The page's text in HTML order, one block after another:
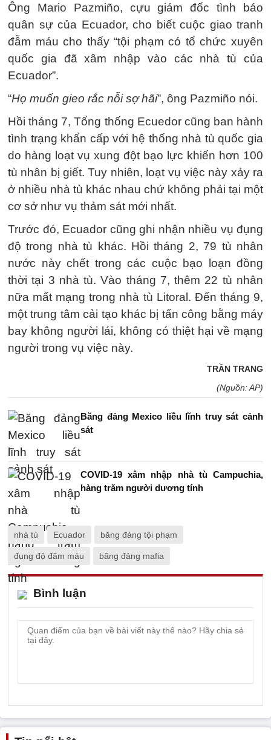
Ông Mario Pazmiño, cựu giám đốc tình báo
quân sự của Ecuador, cho biết cuộc giao tranh
đẫm máu cho thấy “tội phạm có tổ chức xuyên
quốc gia đã xâm nhập vào các nhà tù của
Ecuador”.
“Họ muốn gieo rắc nỗi sợ hãi”, ông Pazmiño nói.
Hồi tháng 7, Tổng thống Ecuedor cũng ban hành
tình trạng khẩn cấp với hệ thống nhà tù quốc gia
do hàng loạt vụ xung đột bạo lực khiến hơn 100
tù nhân bị giết. Tuy nhiên, loạt vụ việc này xảy ra
ở nhiều nhà tù khác nhau chứ không phải tại một
cơ sở như vụ thảm sát mới nhất.
Trước đó, Ecuador cũng ghi nhận nhiều vụ đụng
độ trong nhà tù khác. Hồi tháng 2, 79 tù nhân
nước này chết trong các cuộc bạo loạn đồng
thời tại 3 nhà tù. Vào tháng 7, thêm 22 tù nhân
nữa mất mạng trong nhà tù Litoral. Đến tháng 9,
một trung tâm cải tạo khác bị tấn công bằng máy
bay không người lái, không có thiệt hại về mạng
người trong vụ việc này.
TRẦN TRANG
(Nguồn: AP)
Băng đảng Mexico liều lĩnh truy sát cảnh
sát
COVID-19 xâm nhập nhà tù Campuchia,
hàng trăm người dương tính
nhà tù Ecuador băng đảng tội phạm
đụng độ đãm máu băng đảng mafia
Bình luận